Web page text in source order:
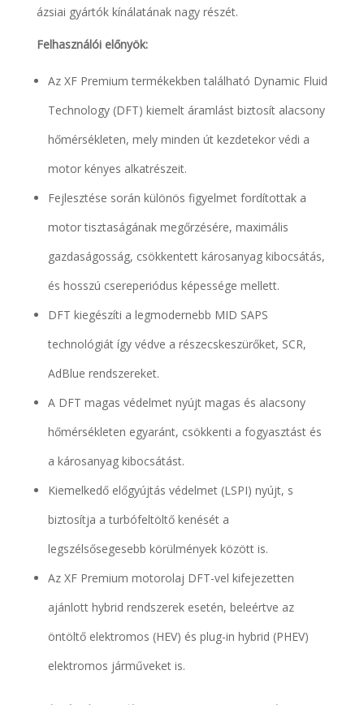
ázsiai gyártók kínálatának nagy részét.
Felhasználói előnyök:
Az XF Premium termékekben található Dynamic Fluid
Technology (DFT) kiemelt áramlást biztosít alacsony
hőmérsékleten, mely minden út kezdetekor védi a
motor kényes alkatrészeit.
Fejlesztése során különös figyelmet fordítottak a
motor tisztaságának megőrzésére, maximális
gazdaságosság, csökkentett károsanyag kibocsátás,
és hosszú csereperiódus képessége mellett.
DFT kiegészíti a legmodernebb MID SAPS
technológiát így védve a részecskeszürőket, SCR,
AdBlue rendszereket.
A DFT magas védelmet nyújt magas és alacsony
hőmérsékleten egyaránt, csökkenti a fogyasztást és
a károsanyag kibocsátást.
Kiemelkedő előgyújtás védelmet (LSPI) nyújt, s
biztosítja a turbófeltöltő kenését a
legszélsősegesebb körülmények között is.
Az XF Premium motorolaj DFT-vel kifejezetten
ajánlott hybrid rendszerek esetén, beleértve az
öntöltő elektromos (HEV) és plug-in hybrid (PHEV)
elektromos járműveket is.